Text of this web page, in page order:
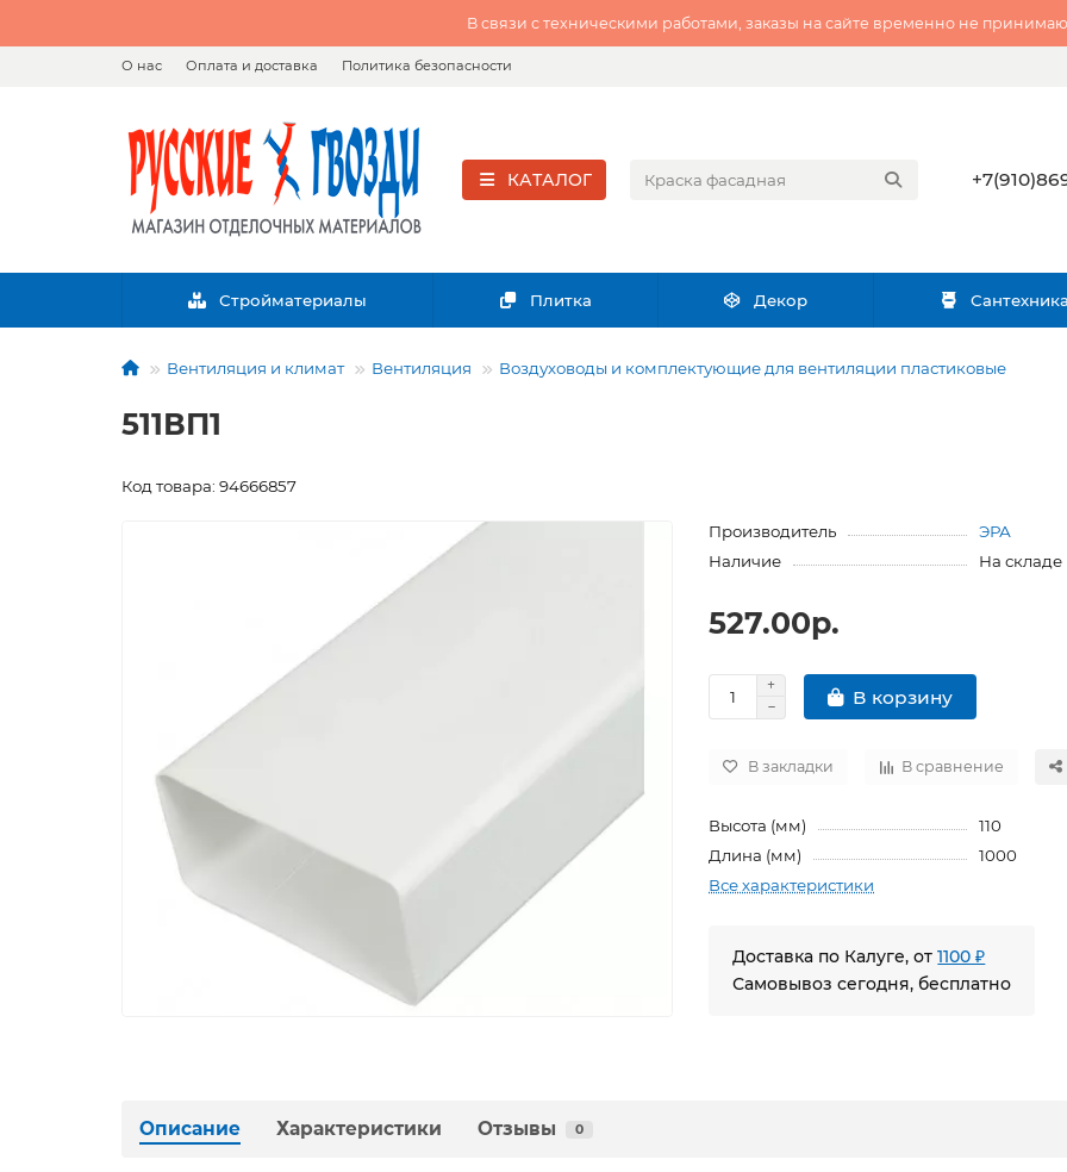
В связи с техническими работами, заказы на сайте временно не
О нас Оплата и доставка Политика безопасности
КАТАЛОГ
Стройматериалы Плитка Декор Сантехника
Вентиляция и климат Вентиляция Воздуховоды и комплектующие для вентиляции пластиковые
511ВП1
Код товара: 94666857
Производитель
ЭРА
Наличие
На складе
527.00р.
В корзину
В закладки В сравнение
Высота (мм)
110
Длина (мм)
1000
Все характеристики
Доставка по Калуге, от1100 ₽
Самовывоз сегодня, бесплатно
Описание Характеристики Отзывы 0